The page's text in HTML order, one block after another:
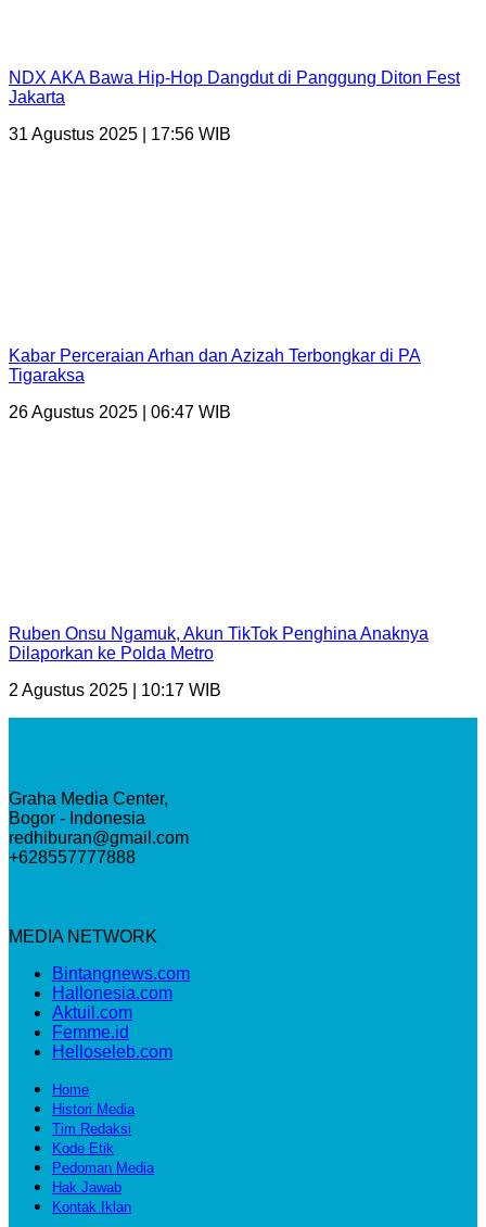
NDX AKA Bawa Hip-Hop Dangdut di Panggung Diton Fest
Jakarta
31 Agustus 2025 | 17:56 WIB
Kabar Perceraian Arhan dan Azizah Terbongkar di PA
Tigaraksa
26 Agustus 2025 | 06:47 WIB
Ruben Onsu Ngamuk, Akun TikTok Penghina Anaknya
Dilaporkan ke Polda Metro
2 Agustus 2025 | 10:17 WIB
Graha Media Center,
Bogor - Indonesia
redhiburan@gmail.com
+628557777888
MEDIA NETWORK
Bintangnews.com
Hallonesia.com
Aktuil.com
Femme.id
Helloseleb.com
Home
Histori Media
Tim Redaksi
Kode Etik
Pedoman Media
Hak Jawab
Kontak Iklan